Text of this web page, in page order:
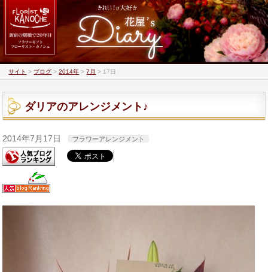
サイト > ブログ >2014年 >7月 > 17日
ダリアのアレンジメント♪
2014年7月17日 フラワーアレンジメント